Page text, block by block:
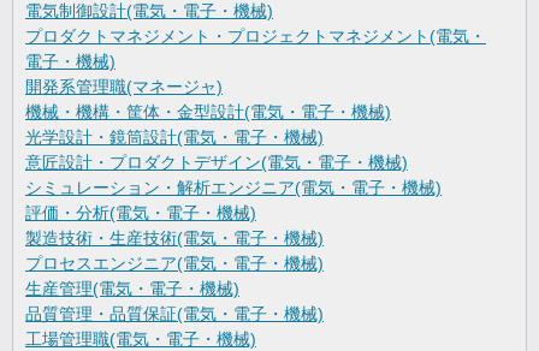
電気制御設計(電気・電子・機械)
プロダクトマネジメント・プロジェクトマネジメント(電気・
電子・機械)
開発系管理職(マネージャ)
機械・機構・筐体・金型設計(電気・電子・機械)
光学設計・鏡筒設計(電気・電子・機械)
意匠設計・プロダクトデザイン(電気・電子・機械)
シミュレーション・解析エンジニア(電気・電子・機械)
評価・分析(電気・電子・機械)
製造技術・生産技術(電気・電子・機械)
プロセスエンジニア(電気・電子・機械)
生産管理(電気・電子・機械)
品質管理・品質保証(電気・電子・機械)
工場管理職(電気・電子・機械)